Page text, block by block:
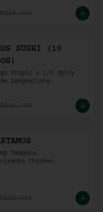
$48.500
SUSHI (10
Tropic & 1/2 Spicy
Langostinos.
$46.750
Tempura.
Chicken.
$92.000